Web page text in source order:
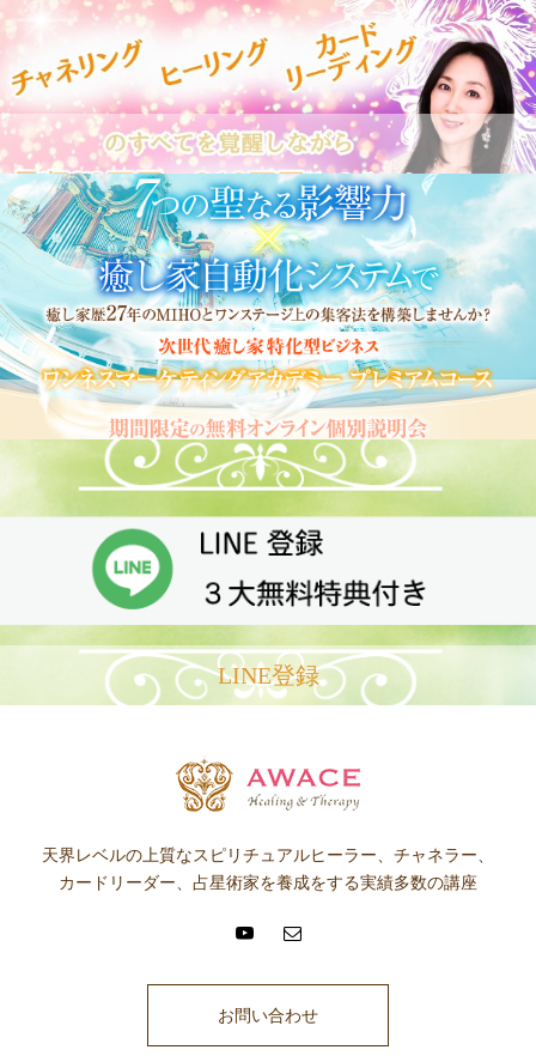
LINE登録
天界レベルの上質なスピリチュアルヒーラー、チャネラー、
カードリーダー、占星術家を養成をする実績多数の講座
お問い合わせ